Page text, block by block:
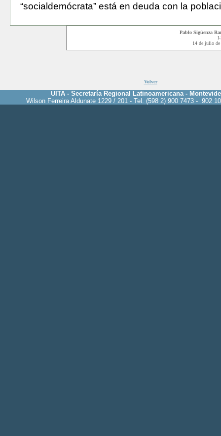
“socialdemócrata” está en deuda con la
Pablo Sigüenza
14 de julio
Volver
UITA - Secretaría Regional Latinoamericana -
Wilson Ferreira Aldunate 1229 / 201 - Tel. (598 2) 900 7473 - 902